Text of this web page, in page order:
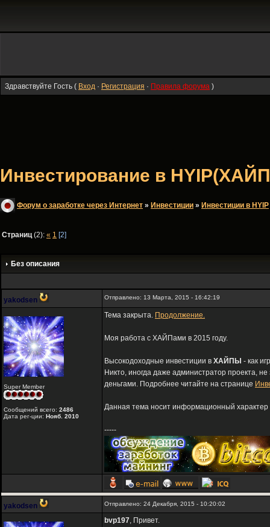
Здравствуйте Гость ( Вход · Регистрация · Правила форума )
Инвестирование в
Форум о заработке через Интернет » Инвестиции » Инвестиции в HYIP
Страниц(2): « 1 [2]
Без описания
yakodsen Отправлено: 13 Марта, 2015 - 16:42:19
Super Member
Сообщений всего: 2486
Дата рег-ции: Нояб. 2010
Тема закрыта. Продолжение.
Моя работа с ХАЙПами в 2015 году.
Высокодоходные инвестиции в ХАЙПЫ - как
Никто, иногда даже администратор проекта,
деньгами. Подробнее читайте на странице
Данная тема носит информационный характер
-----
yakodsen Отправлено: 24 Декабря, 2015 - 10:20:02
bvp197, Привет.